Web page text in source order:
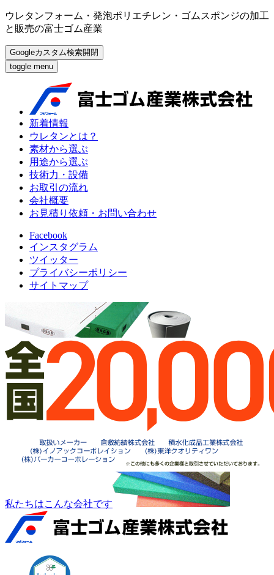
ウレタンフォーム・発泡ポリエチレン・ゴムスポンジの加工
と販売の富士ゴム産業
Googleカスタム検索開閉
toggle menu
新着情報
ウレタンとは？
素材から選ぶ
用途から選ぶ
技術力・設備
お取引の流れ
会社概要
お見積り依頼・お問い合わせ
Facebook
インスタグラム
ツイッター
プライバシーポリシー
サイトマップ
私たちはこんな会社です